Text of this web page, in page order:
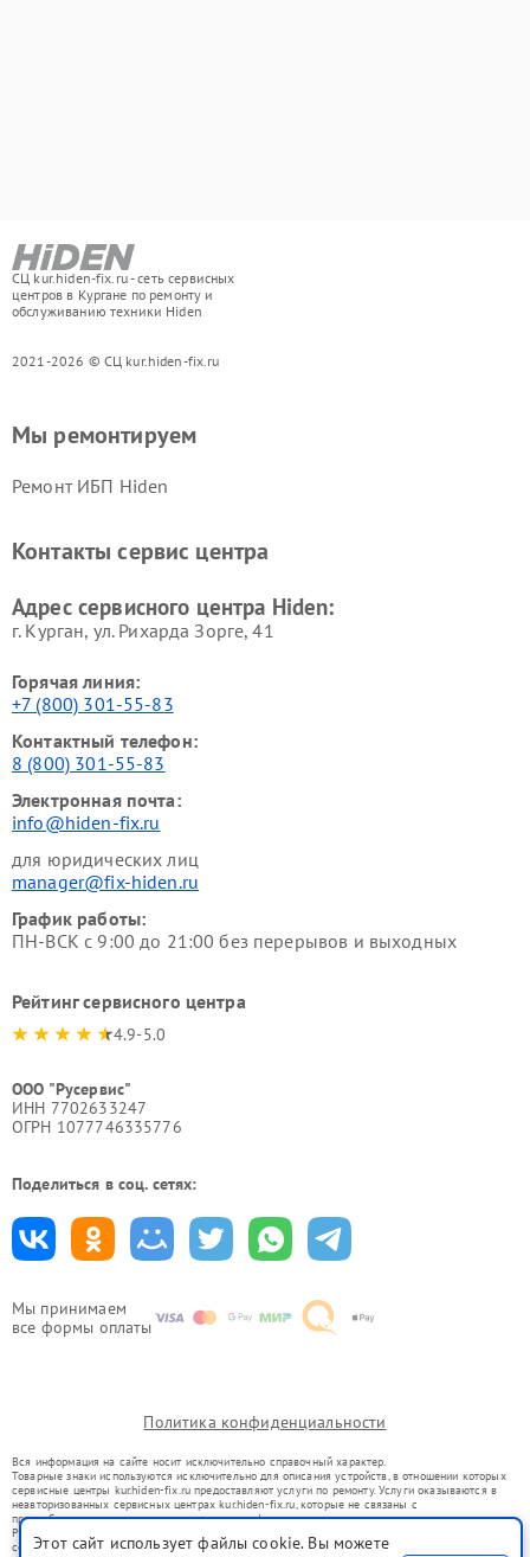
СЦ kur.hiden-fix.ru - сеть сервисных
центров в Кургане по ремонту и
обслуживанию техники Hiden
2021-2026 © СЦ kur.hiden-fix.ru
Мы принимаем
все формы оплаты
Мы ремонтируем
Ремонт ИБП Hiden
Контакты сервис центра
Адрес сервисного центра Hiden:
г. Курган, ул. Рихарда Зорге, 41
Горячая линия:
+7 (800) 301-55-83
Контактный телефон:
8 (800) 301-55-83
Электронная почта:
info@hiden-fix.ru
для юридических лиц
manager@fix-hiden.ru
График работы:
ПН-ВСК с 9:00 до 21:00 без перерывов и выходных
Рейтинг сервисного центра
4.9-5.0
ООО "Русервис"
ИНН 7702633247
ОГРН 1077746335776
Поделиться в соц. сетях:
Политика конфиденциальности
Вся информация на сайте носит исключительно справочный характер.
Товарные знаки используются исключительно для описания устройств, в отношении которых
сервисные центры kur.hiden-fix.ru предоставляют услуги по ремонту. Услуги оказываются в
неавторизованных сервисных центрах kur.hiden-fix.ru, которые не связаны с
правообладателями товарных знаков или их официальными представителями.
Ремонт осуществляется для устройств, уже введенных в гражданский оборот в соответствии
со статьей 1487 ГК РФ.
Этот сайт использует файлы cookie. Вы можете